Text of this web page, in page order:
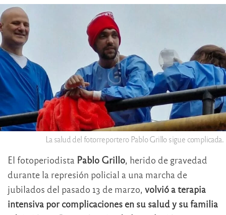
La salud del fotorreportero Pablo Grillo sigue complicada.
El fotoperiodista Pablo Grillo, herido de gravedad
durante la represión policial a una marcha de
jubilados del pasado 13 de marzo, volvió a terapia
intensiva por complicaciones en su salud y su familia